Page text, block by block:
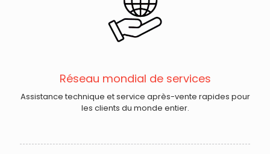
Réseau mondial de services
Assistance technique et service après-vente rapides pour
les clients du monde entier.